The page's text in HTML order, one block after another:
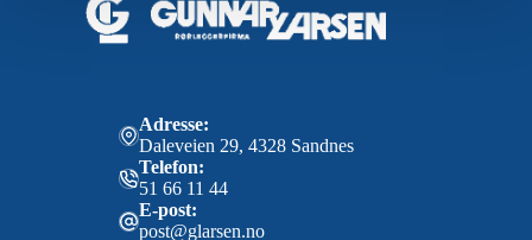
Adresse:
Daleveien 29, 4328 Sandnes
Telefon:
51 66 11 44
E-post:
post@glarsen.no